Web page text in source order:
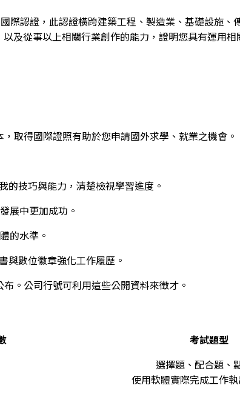
際認證，此認證橫跨建築工程、製造業、基礎設施
及從事以上相關行業創作的能力，證明您具有運用相
取得國際證照有助於您申請國外求學、就業之機會。
的技巧與能力，清楚檢視學習進度。
展中更加成功。
的水準。
與數位徽章強化工作履歷。
。公司行號可利用這些公開資料來徵才。
考試題型
選擇題、配合題、
使用軟體實際完成工作